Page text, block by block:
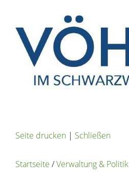
Seite drucken | Schließen
Startseite /Verwaltung & Politik